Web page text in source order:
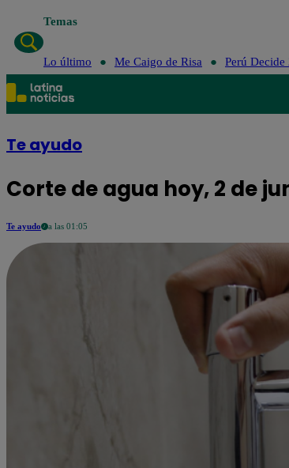
Temas
Lo último Me Caigo de Risa Perú Decide
Te ayudo
Corte de agua hoy, 2 de
Te ayudo a las 01:05